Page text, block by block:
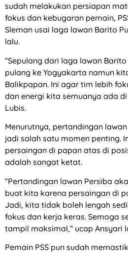
sudah melakukan persiapan
fokus dan kebugaran pemain,
Sleman usai laga lawan Barito
lalu.
“Sepulang dari laga lawan
pulang ke Yogyakarta namun
Balikpapan. Ini agar tim lebih
dan energi kita semuanya ada
Lubis.
Menurutnya, pertandingan
jadi salah satu momen penting.
persaingan di papan atas di
adalah sangat ketat.
“Pertandingan lawan Persiba
buat kita karena persaingan di
Jadi, kita tidak boleh lengah
fokus dan kerja keras. Semoga
tampil maksimal,” ucap Ansyari
Pemain PSS pun sudah